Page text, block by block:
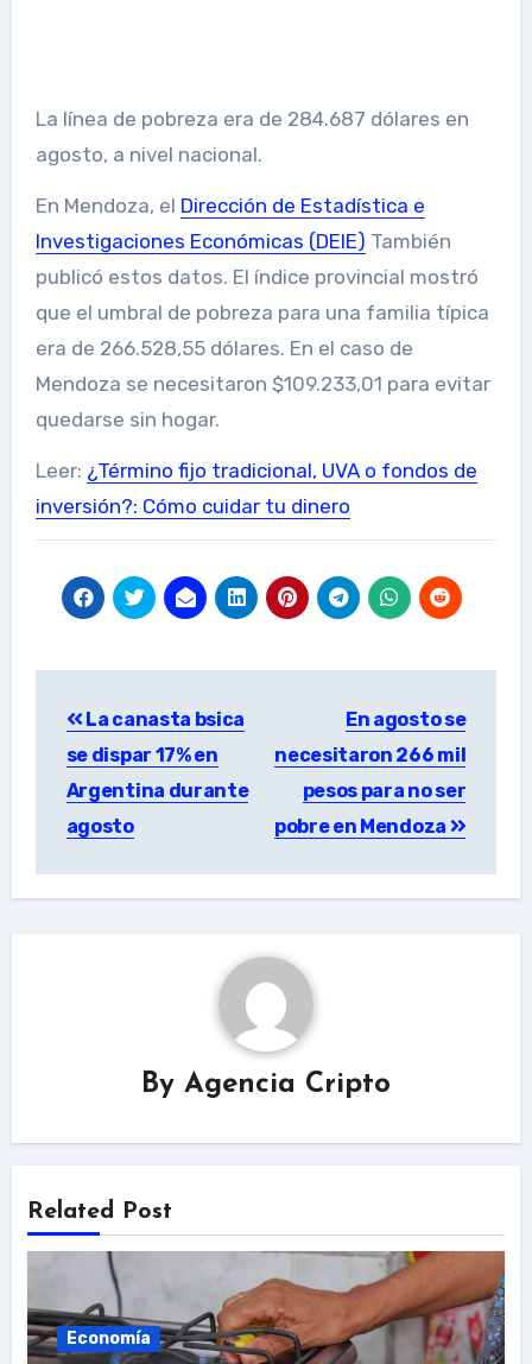
La línea de pobreza era de 284.687 dólares en
agosto, a nivel nacional.
En Mendoza, el Dirección de Estadística e
Investigaciones Económicas (DEIE) También
publicó estos datos. El índice provincial mostró
que el umbral de pobreza para una familia típica
era de 266.528,55 dólares. En el caso de
Mendoza se necesitaron $109.233,01 para evitar
quedarse sin hogar.
Leer: ¿Término fijo tradicional, UVA o fondos de
inversión?: Cómo cuidar tu dinero
navigation
La canasta bsica
se dispar 17% en
Argentina durante
agosto
En agosto se
necesitaron 266 mil
pesos para no ser
pobre en Mendoza
By Agencia Cripto
Related Post
Economía